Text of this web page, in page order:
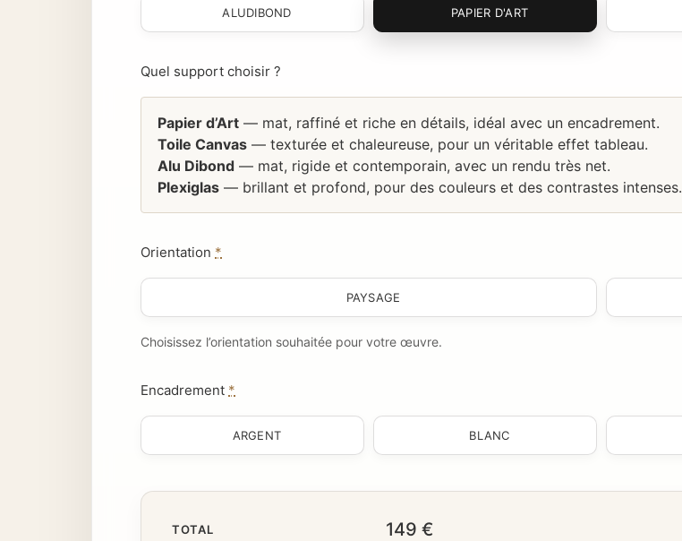
ALUDIBOND PAPIER D'ART
Quel support choisir ?
Papier d’Art — mat, raffiné et riche en détails, idéal avec un encadrement.
Toile Canvas — texturée et chaleureuse, pour un véritable effet tableau.
Alu Dibond — mat, rigide et contemporain, avec un rendu très net.
Plexiglas — brillant et profond, pour des couleurs et des contrastes intenses.
Orientation *
PAYSAGE
Choisissez l’orientation souhaitée pour votre œuvre.
Encadrement *
ARGENT BLANC
TOTAL 149 €